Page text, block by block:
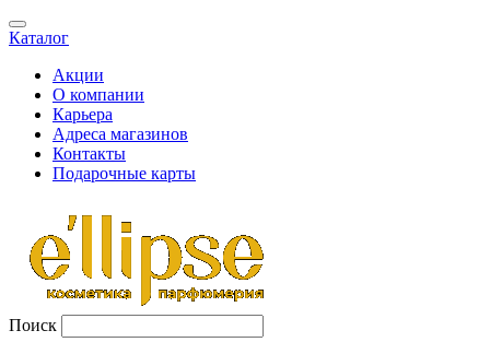
Каталог
Акции
О компании
Карьера
Адреса магазинов
Контакты
Подарочные карты
Поиск